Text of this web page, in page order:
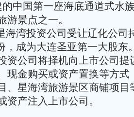
中国第一座海底通道式水
游景点之一。
海湾投资公司受让辽化公司
，成为大连圣亚第一大股东
资公司将择机向上市公司提
现金购买或资产置换等方式
、星海湾旅游景区商铺项目
资产注入上市公司。